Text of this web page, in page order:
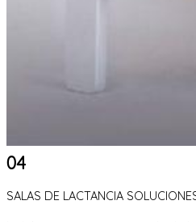
04
SALAS DE LACTANCIA